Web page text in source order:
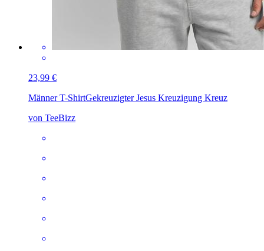
23,99 €
Männer T-ShirtGekreuzigter Jesus Kreuzigung Kreuz
von TeeBizz